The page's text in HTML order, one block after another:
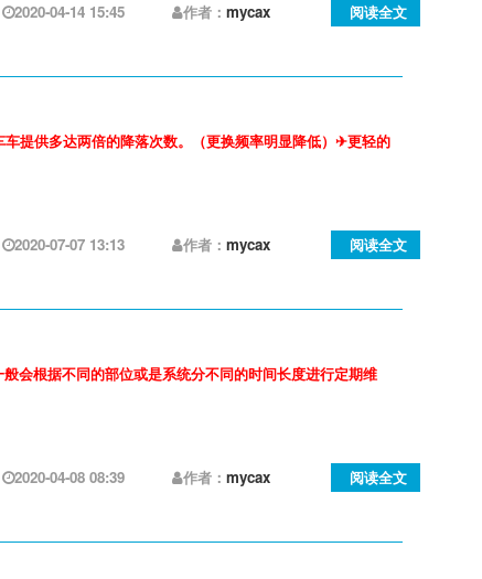
2020-04-14 15:45 作者： mycax 阅读全文
提供多达两倍的降落次数。（更换频率明显降低）✈更轻的
2020-07-07 13:13 作者： mycax 阅读全文
会根据不同的部位或是系统分不同的时间长度进行定期维
2020-04-08 08:39 作者： mycax 阅读全文